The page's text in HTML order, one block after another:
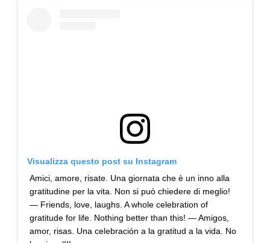
Visualizza questo post su Instagram
Amici, amore, risate. Una giornata che è un inno alla
gratitudine per la vita. Non si può chiedere di meglio!
— Friends, love, laughs. A whole celebration of
gratitude for life. Nothing better than this! — Amigos,
amor, risas. Una celebración a la gratitud a la vida. No